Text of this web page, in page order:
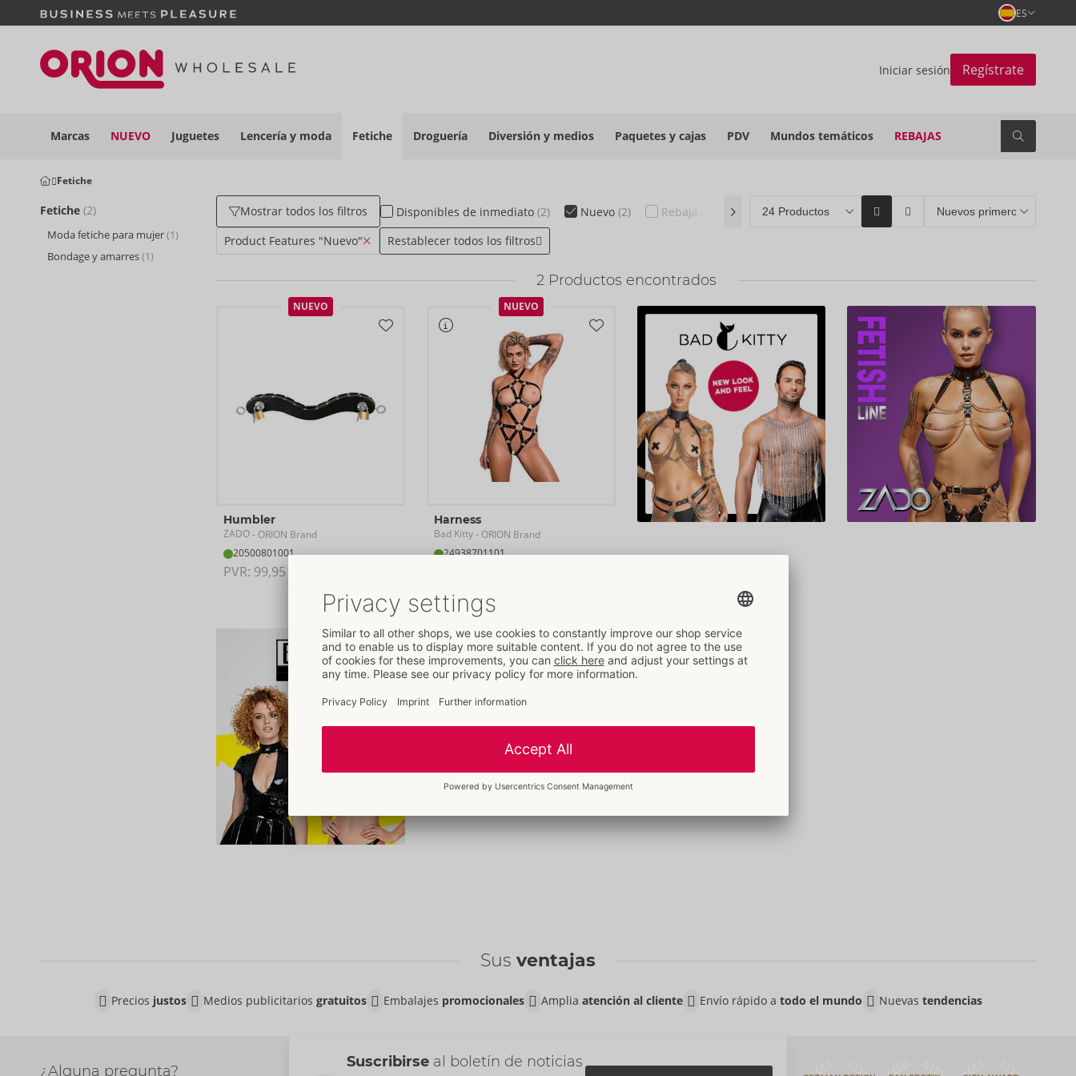
ES
Iniciar sesión Regístrate
Marcas NUEVO Juguetes Lencería y moda Fetiche Droguería Diversión y medios Paquetes y cajas PDV Mundos temáticos REBAJAS
Fetiche
Fetiche (2)
Moda fetiche para mujer(1)
Bondage y amarres(1)
Mostrar todos los filtros Disponibles de inmediato (2) Nuevo (2) Rebajas Coming soon(0) ORION Brands(2) Bestseller
Product Features "Nuevo"
Restablecer todos los filtros
2Productos encontrados
NUEVO
Humbler
ZADO- ORION Brand
20500801001
PVR: 99,95 €
NUEVO
Harness
Bad Kitty- ORION Brand
24938701101
Talla:
Sus ventajas
Precios justos Medios publicitarios gratuitos Embalajes promocionales Amplia atención al cliente Envío rápido a todo el mundo Nuevas tendencias
¿Alguna pregunta?
Suscribirse al boletín de noticias